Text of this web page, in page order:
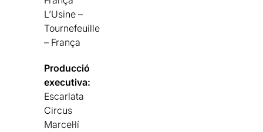
L’Usine –
Tournefeuille
– França
Producció
executiva:
Escarlata
Circus
Marcel·lí